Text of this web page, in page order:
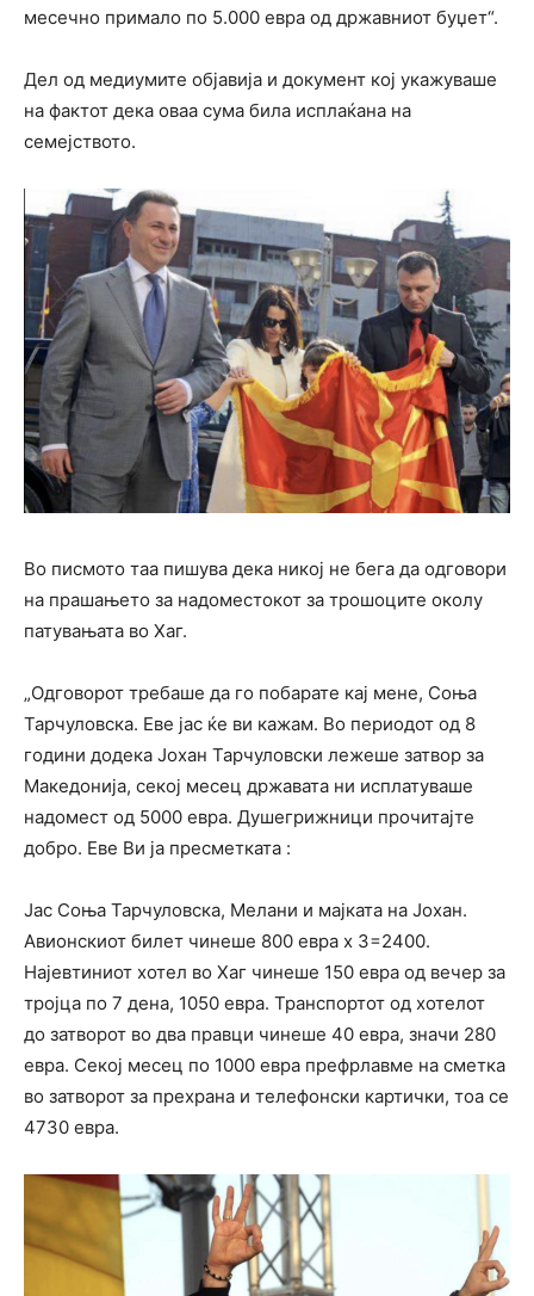
месечно примало по 5.000 евра од државниот буџет“.
Дел од медиумите објавија и документ кој укажуваше
на фактот дека оваа сума била исплаќана на
семејството.
Во писмото таа пишува дека никој не бега да одговори
на прашањето за надоместокот за трошоците околу
патувањата во Хаг.
„Одговорот требаше да го побарате кај мене, Соња
Тарчуловска. Еве јас ќе ви кажам. Во периодот од 8
години додека Јохан Тарчуловски лежеше затвор за
Македонија, секој месец државата ни исплатуваше
надомест од 5000 евра. Душегрижници прочитајте
добро. Еве Ви ја пресметката :
Јас Соња Тарчуловска, Мелани и мајката на Јохан.
Авионскиот билет чинеше 800 евра x 3=2400.
Најевтиниот хотел во Хаг чинеше 150 евра од вечер за
тројца по 7 дена, 1050 евра. Транспортот од хотелот
до затворот во два правци чинеше 40 евра, значи 280
евра. Секој месец по 1000 евра префрлавме на сметка
во затворот за прехрана и телефонски картички, тоа се
4730 евра.